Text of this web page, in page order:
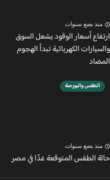
بضع سنوات
أسعار الوقود يشعل السوق
الكهربائية تبدأ الهجوم
الطقس والبورصة
بضع سنوات
الطقس المتوقعة غدًا في مصر